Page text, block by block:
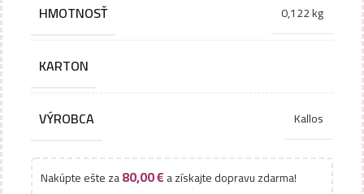
HMOTNOSŤ 0,122 kg
KARTON
VÝROBCA Kallos
Nakúpte ešte za80,00€a získajte dopravu zdarma!